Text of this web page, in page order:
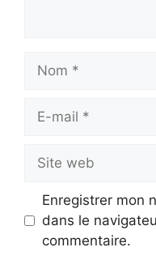
Nom
Site
web
Enregistrer mon
dans le
commentaire.